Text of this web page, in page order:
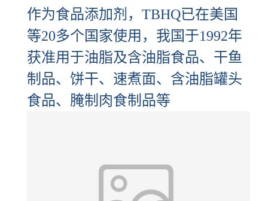
作为食品添加剂，TBHQ已在美国
等20多个国家使用，我国于1992年
获准用于油脂及含油脂食品、干鱼
制品、饼干、速煮面、含油脂罐头
食品、腌制肉食制品等